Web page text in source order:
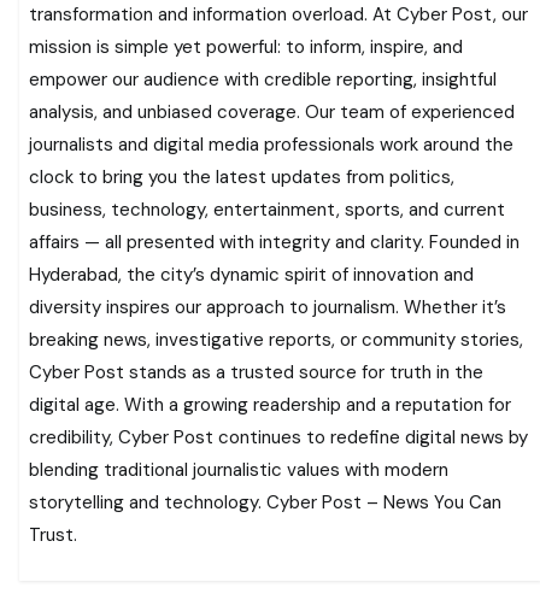
transformation and information overload. At Cyber Post, our
mission is simple yet powerful: to inform, inspire, and
empower our audience with credible reporting, insightful
analysis, and unbiased coverage. Our team of experienced
journalists and digital media professionals work around the
clock to bring you the latest updates from politics,
business, technology, entertainment, sports, and current
affairs — all presented with integrity and clarity. Founded in
Hyderabad, the city’s dynamic spirit of innovation and
diversity inspires our approach to journalism. Whether it’s
breaking news, investigative reports, or community stories,
Cyber Post stands as a trusted source for truth in the
digital age. With a growing readership and a reputation for
credibility, Cyber Post continues to redefine digital news by
blending traditional journalistic values with modern
storytelling and technology. Cyber Post – News You Can
Trust.